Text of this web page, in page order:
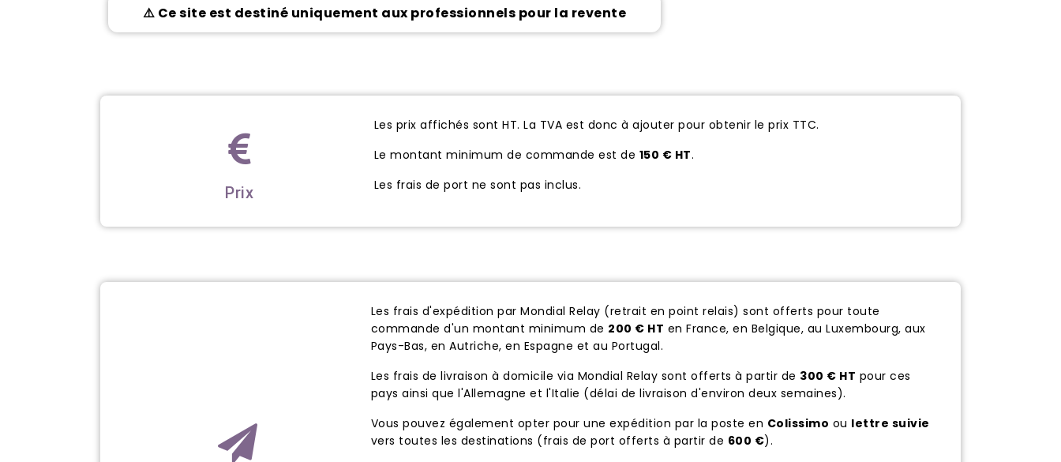
⚠️ Ce site est destiné uniquement aux professionnels pour la revente
Prix
Les prix affichés sont HT. La TVA est donc à ajouter pour obtenir le prix TTC.
Le montant minimum de commande est de 150 € HT.
Les frais de port ne sont pas inclus.
Les frais d'expédition par Mondial Relay (retrait en point relais) sont offerts pour toute
commande d'un montant minimum de 200 € HT en France, en Belgique, au Luxembourg, aux
Pays-Bas, en Autriche, en Espagne et au Portugal.
Les frais de livraison à domicile via Mondial Relay sont offerts à partir de 300 € HT pour ces
pays ainsi que l'Allemagne et l'Italie (délai de livraison d'environ deux semaines).
Vous pouvez également opter pour une expédition par la poste en Colissimo ou lettre suivie
vers toutes les destinations (frais de port offerts à partir de 600 €).